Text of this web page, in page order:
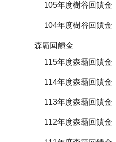
105年度樹谷回饋金
104年度樹谷回饋金
森霸回饋金
115年度森霸回饋金
114年度森霸回饋金
113年度森霸回饋金
112年度森霸回饋金